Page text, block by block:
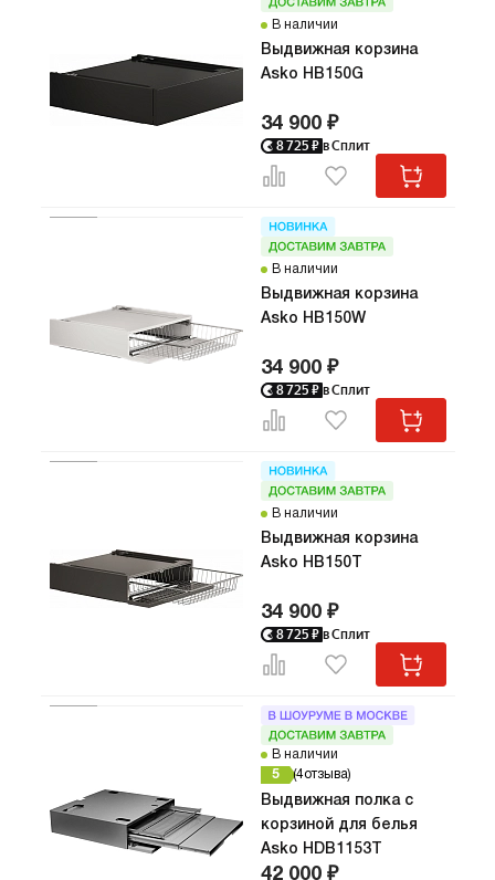
В наличии
Выдвижная корзина
Asko HB150G
34 900 ₽
8 725 ₽ в Сплит
В наличии
Выдвижная корзина
Asko HB150W
34 900 ₽
8 725 ₽ в Сплит
В наличии
Выдвижная корзина
Asko HB150T
34 900 ₽
8 725 ₽ в Сплит
В наличии
5
4отзыва
Выдвижная полка с
корзиной для белья
Asko HDB1153T
42 000 ₽